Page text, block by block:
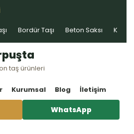
Bordür Taşı Beton Saksı Kablo
taş ürünleri
Kurumsal Blog İletişim
WhatsApp